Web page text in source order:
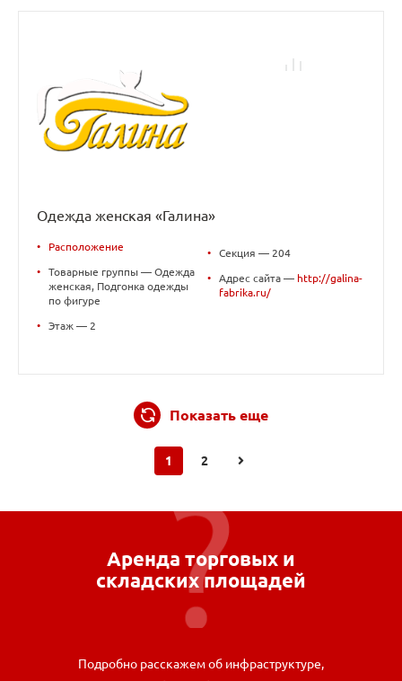
Одежда женская «Галина»
• Расположение
•
Товарные группы — Одежда
женская, Подгонка одежды
по фигуре
• Этаж — 2
• Секция — 204
• Адрес сайта — http://galina-
fabrika.ru/
Показать еще
1 2
Аренда торговых и
складских площадей
Подробно расскажем об инфраструктуре,